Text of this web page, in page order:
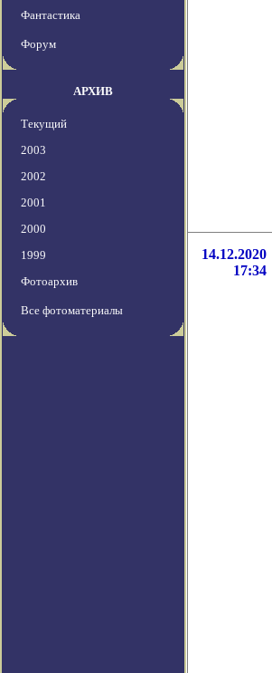
Фантастика
Форум
АРХИВ
Текущий
2003
2002
2001
2000
1999
Фотоархив
Все фотоматериалы
14.12.2020
17:34